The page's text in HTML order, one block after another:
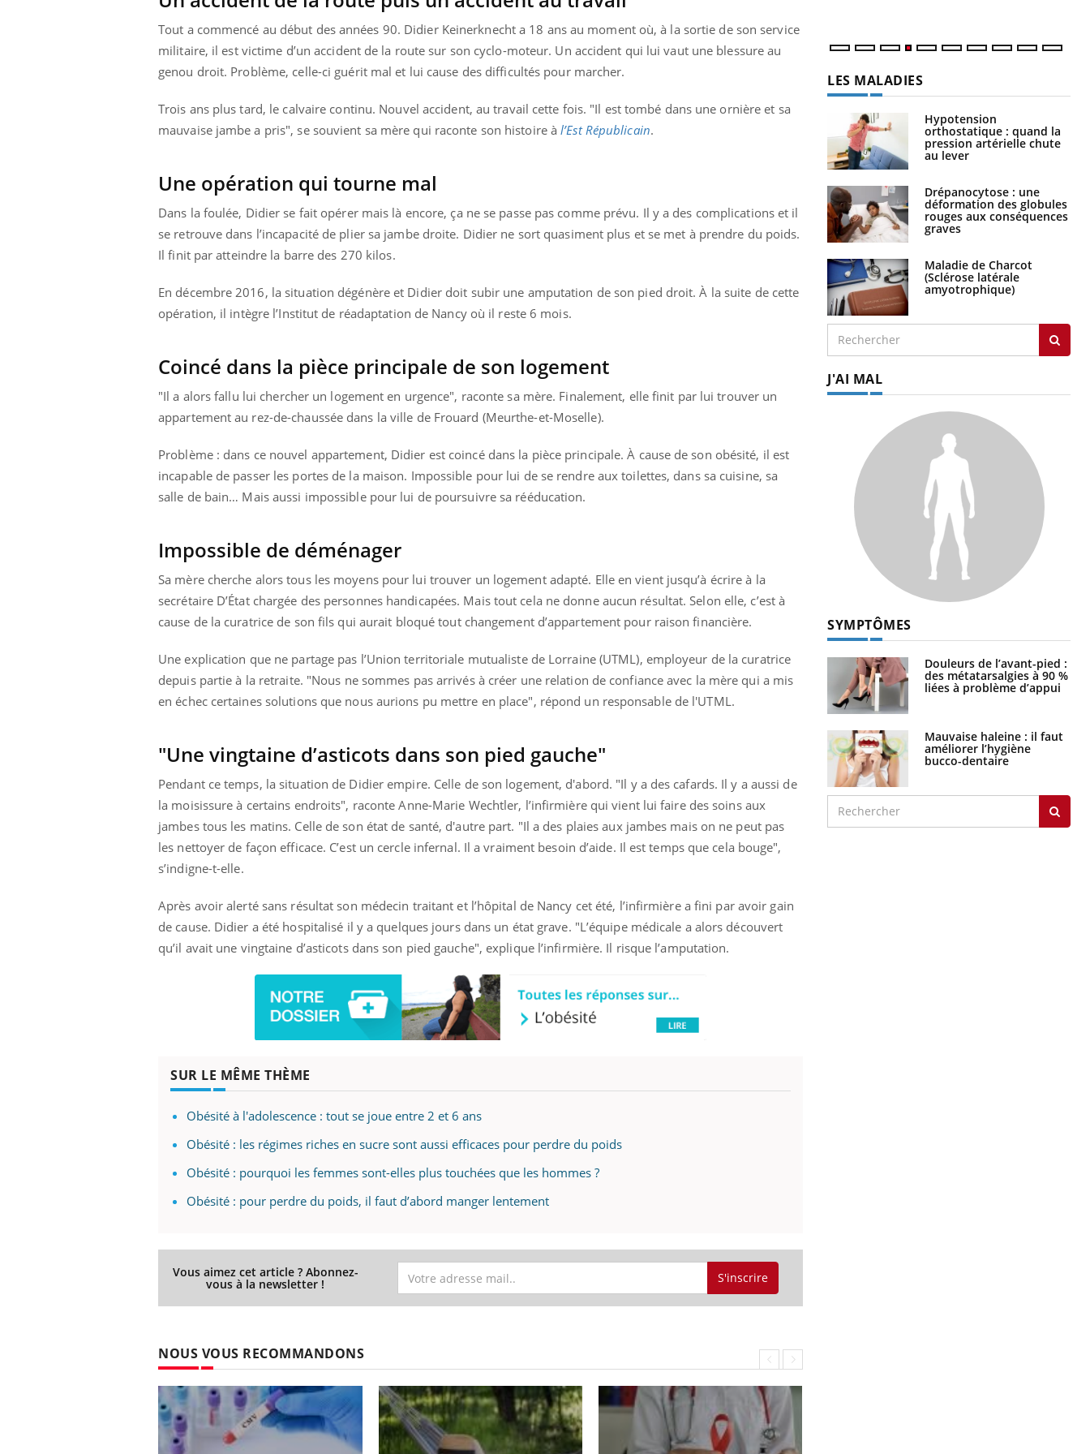
Tout a commencé au début des années 90. Didier Keinerknecht a 18 ans au moment où, à la sortie de son service
militaire, il est victime d’un accident de la route sur son cyclo-moteur. Un accident qui lui vaut une blessure au
genou droit. Problème, celle-ci guérit mal et lui cause des difficultés pour marcher.
Trois ans plus tard, le calvaire continu. Nouvel accident, au travail cette fois. "Il est tombé dans une ornière et sa
mauvaise jambe a pris", se souvient sa mère qui raconte son histoire àl’Est Républicain.
Une opération qui tourne mal
Dans la foulée, Didier se fait opérer mais là encore, ça ne se passe pas comme prévu. Il y a des complications et il
se retrouve dans l’incapacité de plier sa jambe droite. Didier ne sort quasiment plus et se met à prendre du poids.
Il finit par atteindre la barre des 270 kilos.
En décembre 2016, la situation dégénère et Didier doit subir une amputation de son pied droit. À la suite de cette
opération, il intègre l’Institut de réadaptation de Nancy où il reste 6 mois.
Coincé dans la pièce principale de son logement
"Il a alors fallu lui chercher un logement en urgence", raconte sa mère. Finalement, elle finit par lui trouver un
appartement au rez-de-chaussée dans la ville de Frouard (Meurthe-et-Moselle).
Problème : dans ce nouvel appartement, Didier est coincé dans la pièce principale. À cause de son obésité, il est
incapable de passer les portes de la maison. Impossible pour lui de se rendre aux toilettes, dans sa cuisine, sa
salle de bain… Mais aussi impossible pour lui de poursuivre sa rééducation.
Impossible de déménager
Sa mère cherche alors tous les moyens pour lui trouver un logement adapté. Elle en vient jusqu’à écrire à la
secrétaire D’État chargée des personnes handicapées. Mais tout cela ne donne aucun résultat. Selon elle, c’est à
cause de la curatrice de son fils qui aurait bloqué tout changement d’appartement pour raison financière.
Une explication que ne partage pas l’Union territoriale mutualiste de Lorraine (UTML), employeur de la curatrice
depuis partie à la retraite. "Nous ne sommes pas arrivés à créer une relation de confiance avec la mère qui a mis
en échec certaines solutions que nous aurions pu mettre en place", répond un responsable de l'UTML.
"Une vingtaine d’asticots dans son pied gauche"
Pendant ce temps, la situation de Didier empire. Celle de son logement, d'abord. "Il y a des cafards. Il y a aussi de
la moisissure à certains endroits", raconte Anne-Marie Wechtler, l’infirmière qui vient lui faire des soins aux
jambes tous les matins. Celle de son état de santé, d'autre part. "Il a des plaies aux jambes mais on ne peut pas
les nettoyer de façon efficace. C’est un cercle infernal. Il a vraiment besoin d’aide. Il est temps que cela bouge",
s’indigne-t-elle.
Après avoir alerté sans résultat son médecin traitant et l’hôpital de Nancy cet été, l’infirmière a fini par avoir gain
de cause. Didier a été hospitalisé il y a quelques jours dans un état grave. "L’équipe médicale a alors découvert
qu’il avait une vingtaine d’asticots dans son pied gauche", explique l’infirmière. Il risque l’amputation.
SUR LE MÊME THÈME
Obésité à l'adolescence : tout se joue entre 2 et 6 ans
Obésité : les régimes riches en sucre sont aussi efficaces pour perdre du poids
Obésité : pourquoi les femmes sont-elles plus touchées que les hommes ?
Obésité : pour perdre du poids, il faut d’abord manger lentement
Vous aimez cet article ? Abonnez-
vous à la newsletter ! S'inscrire
NOUS VOUS RECOMMANDONS
LES MALADIES
Hypotension
orthostatique : quand la
pression artérielle chute
au lever
Drépanocytose : une
déformation des globules
rouges aux conséquences
graves
Maladie de Charcot
(Sclérose latérale
amyotrophique)
J'AI MAL
SYMPTÔMES
Douleurs de l’avant-pied :
des métatarsalgies à 90 %
liées à problème d’appui
Mauvaise haleine : il faut
améliorer l’hygiène
bucco-dentaire